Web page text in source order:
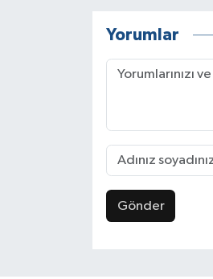
Yorumlar
Gönder